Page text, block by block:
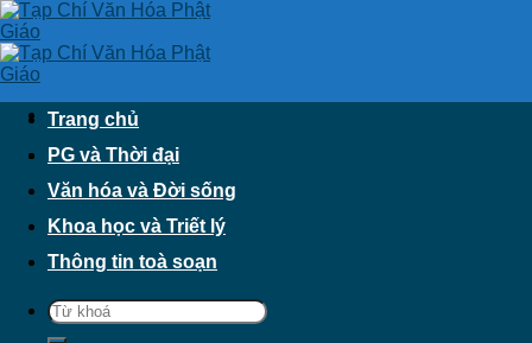
Skip
to
content
Trang chủ
PG và Thời đại
Văn hóa và Đời sống
Khoa học và Triết lý
Thông tin toà soạn